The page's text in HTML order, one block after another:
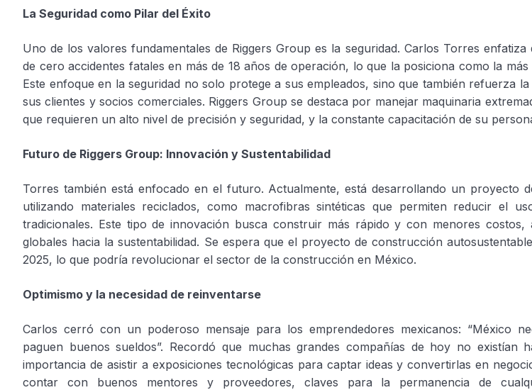
La Seguridad como Pilar del Éxito
Uno de los valores fundamentales de Riggers Group es la seguridad. Carlos Torres
de cero accidentes fatales en más de 18 años de operación, lo que la posiciona como la
Este enfoque en la seguridad no solo protege a sus empleados, sino que también refuerza
sus clientes y socios comerciales. Riggers Group se destaca por manejar maquinaria
que requieren un alto nivel de precisión y seguridad, y la constante capacitación de su
Futuro de Riggers Group: Innovación y Sustentabilidad
Torres también está enfocado en el futuro. Actualmente, está desarrollando un proyecto
utilizando materiales reciclados, como macrofibras sintéticas que permiten reducir el
tradicionales. Este tipo de innovación busca construir más rápido y con menores costos,
globales hacia la sustentabilidad. Se espera que el proyecto de construcción
2025, lo que podría revolucionar el sector de la construcción en México.
Optimismo y la necesidad de reinventarse
Carlos cerró con un poderoso mensaje para los emprendedores mexicanos: “México
paguen buenos sueldos”. Recordó que muchas grandes compañías de hoy no existían
importancia de asistir a exposiciones tecnológicas para captar ideas y convertirlas en
contar con buenos mentores y proveedores, claves para la permanencia de